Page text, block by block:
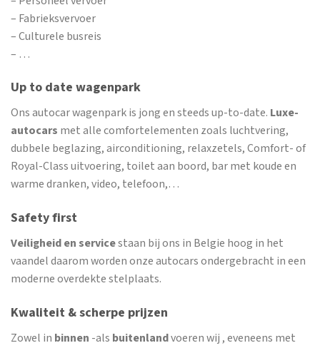
– Fabrieksvervoer
– Culturele busreis
– …
Up to date wagenpark
Ons autocar wagenpark is jong en steeds up-to-date. Luxe-
autocars met alle comfortelementen zoals luchtvering,
dubbele beglazing, airconditioning, relaxzetels, Comfort- of
Royal-Class uitvoering, toilet aan boord, bar met koude en
warme dranken, video, telefoon,…
Safety first
Veiligheid en servicestaan bij ons in Belgie hoog in het
vaandel daarom worden onze autocars ondergebracht in een
moderne overdekte stelplaats.
Kwaliteit & scherpe prijzen
Zowel in binnen -als buitenlandvoeren wij , eveneens met